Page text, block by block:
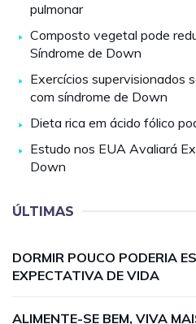
pulmonar
Composto vegetal pode
Síndrome de Down
Exercícios supervisionados
com síndrome de Down
Dieta rica em ácido fólico
Estudo nos EUA Avaliará
Down
ÚLTIMAS
DORMIR POUCO PODERIA
EXPECTATIVA DE VIDA
ALIMENTE-SE BEM, VIVA